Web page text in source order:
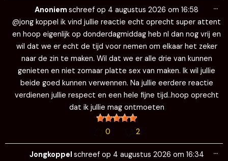
Anoniem schreef op 4 augustus 2026 om 16:58
@jong koppel ik vind jullie reactie echt oprecht super attent
en hoop eigenlijk op donderdagmiddag heb nl dan nog vrij en
wil dat we er echt de tijd voor nemen om elkaar het zeker
naar de zin te maken. Wil dat we er alle drie van kunnen
genieten en niet zomaar platte sex van maken. Ik wil jullie
beide goed kunnen verwennen. Na jullie eerdere reactie
verdienen jullie respect en een hele fijne tijd..hoop oprecht
dat ik jullie mag ontmoeten
0 2
…
Jongkoppel schreef op 4 augustus 2026 om 16:34
…